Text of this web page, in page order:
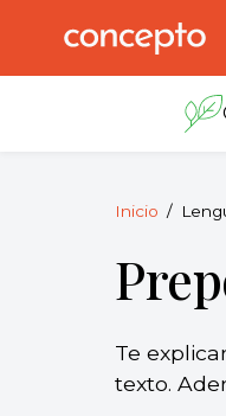
reservados.
Inicio
Te
texto.